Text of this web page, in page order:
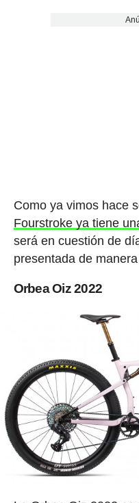
Como ya vimos hace
Fourstroke ya tiene
será en cuestión de
presentada de
Orbea Oiz 2022